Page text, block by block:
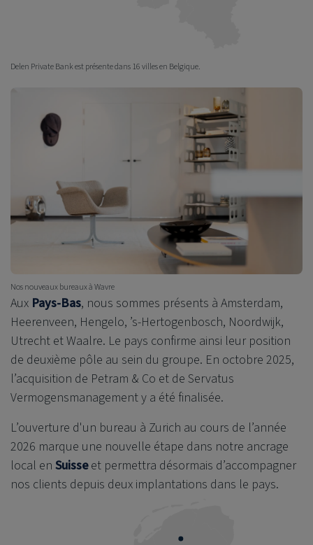
Delen Private Bank est présente dans 16 villes en Belgique.
Nos nouveaux bureaux à Wavre
Aux Pays-Bas, nous sommes présents à Amsterdam,
Heerenveen, Hengelo, ’s-Hertogenbosch, Noordwijk,
Utrecht et Waalre. Le pays confirme ainsi leur position
de deuxième pôle au sein du groupe. En octobre 2025,
l’acquisition de Petram & Co et de Servatus
Vermogensmanagement y a été finalisée.
L’ouverture d'un bureau à Zurich au cours de l’année
2026 marque une nouvelle étape dans notre ancrage
local en Suisse et permettra désormais d’accompagner
nos clients depuis deux implantations dans le pays.